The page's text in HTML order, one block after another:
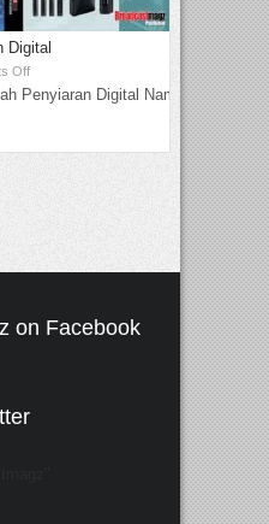
Digital
Off
Penyiaran Digital Nama
on Facebook